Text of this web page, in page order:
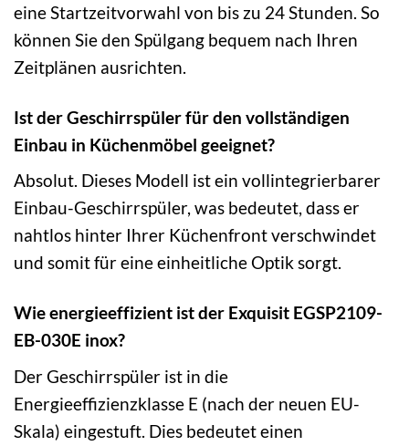
eine Startzeitvorwahl von bis zu 24 Stunden. So
können Sie den Spülgang bequem nach Ihren
Zeitplänen ausrichten.
Ist der Geschirrspüler für den vollständigen
Einbau in Küchenmöbel geeignet?
Absolut. Dieses Modell ist ein vollintegrierbarer
Einbau-Geschirrspüler, was bedeutet, dass er
nahtlos hinter Ihrer Küchenfront verschwindet
und somit für eine einheitliche Optik sorgt.
Wie energieeffizient ist der Exquisit EGSP2109-
EB-030E inox?
Der Geschirrspüler ist in die
Energieeffizienzklasse E (nach der neuen EU-
Skala) eingestuft. Dies bedeutet einen